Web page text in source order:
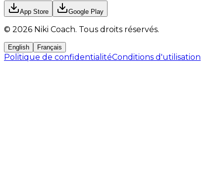
App Store Google Play
© 2026 Niki Coach. Tous droits réservés.
English Français
Politique de confidentialitéConditions d'utilisation